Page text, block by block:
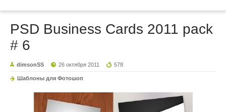
PSD Business Cards 2011 pack
# 6
dimsonSS 26 октября 2011 578
Шаблоны для Фотошоп